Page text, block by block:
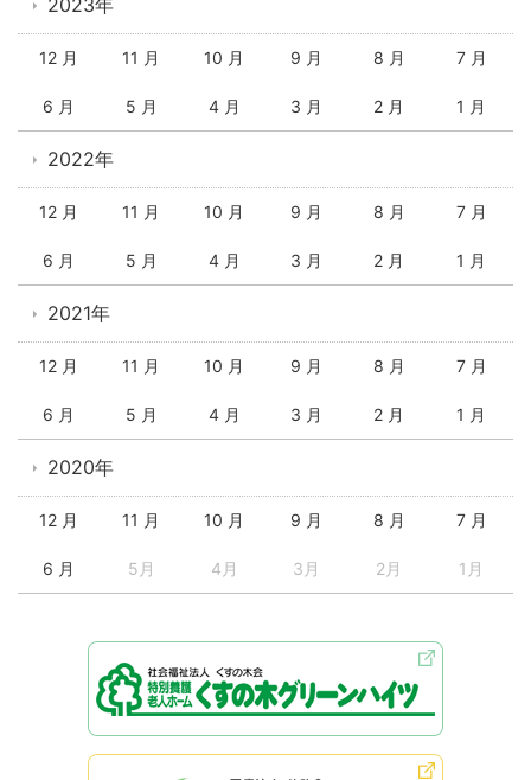
12 月 11 月 10 月 9 月 8 月 7 月
6 月 5 月 4 月 3 月 2 月 1 月
2022年
12 月 11 月 10 月 9 月 8 月 7 月
6 月 5 月 4 月 3 月 2 月 1 月
2021年
12 月 11 月 10 月 9 月 8 月 7 月
6 月 5 月 4 月 3 月 2 月 1 月
2020年
12 月 11 月 10 月 9 月 8 月 7 月
6 月 5月 4月 3月 2月 1月